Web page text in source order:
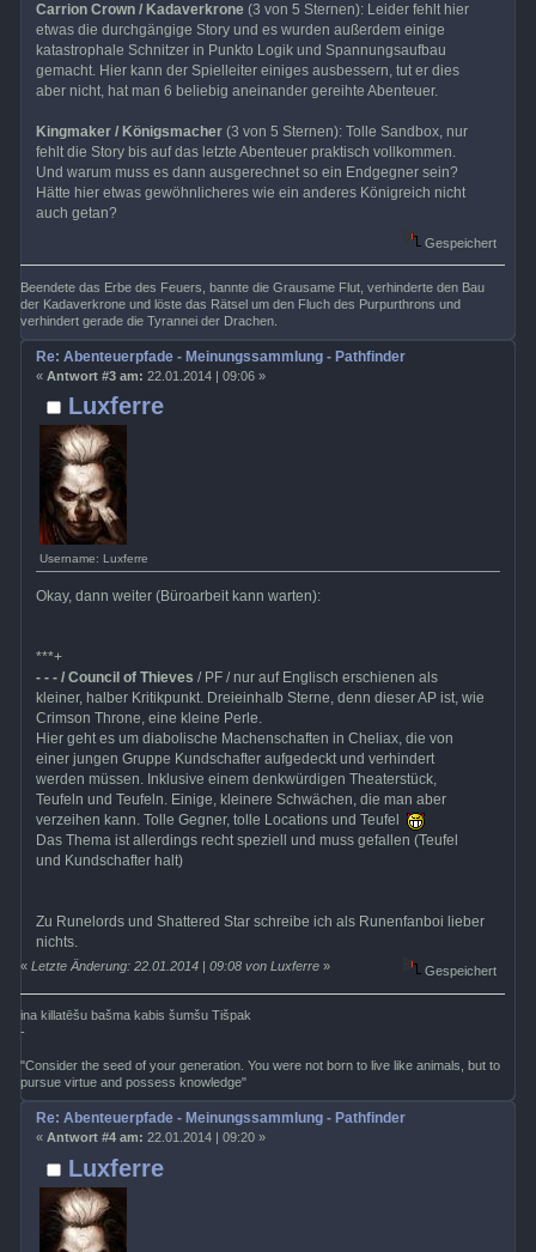
Carrion Crown / Kadaverkrone(3 von 5 Sternen): Leider fehlt hier
etwas die durchgängige Story und es wurden außerdem einige
katastrophale Schnitzer in Punkto Logik und Spannungsaufbau
gemacht. Hier kann der Spielleiter einiges ausbessern, tut er dies
aber nicht, hat man 6 beliebig aneinander gereihte Abenteuer.
Kingmaker / Königsmacher(3 von 5 Sternen): Tolle Sandbox, nur
fehlt die Story bis auf das letzte Abenteuer praktisch vollkommen.
Und warum muss es dann ausgerechnet so ein Endgegner sein?
Hätte hier etwas gewöhnlicheres wie ein anderes Königreich nicht
auch getan?
Gespeichert
Beendete das Erbe des Feuers, bannte die Grausame Flut, verhinderte den Bau
der Kadaverkrone und löste das Rätsel um den Fluch des Purpurthrons und
verhindert gerade die Tyrannei der Drachen.
Luxferre
Username: Luxferre
Re: Abenteuerpfade - Meinungssammlung - Pathfinder
« Antwort #3 am: 22.01.2014 | 09:06 »
Okay, dann weiter (Büroarbeit kann warten):
***+
- - - / Council of Thieves / PF / nur auf Englisch erschienen als
kleiner, halber Kritikpunkt. Dreieinhalb Sterne, denn dieser AP ist, wie
Crimson Throne, eine kleine Perle.
Hier geht es um diabolische Machenschaften in Cheliax, die von
einer jungen Gruppe Kundschafter aufgedeckt und verhindert
werden müssen. Inklusive einem denkwürdigen Theaterstück,
Teufeln und Teufeln. Einige, kleinere Schwächen, die man aber
verzeihen kann. Tolle Gegner, tolle Locations und Teufel
Das Thema ist allerdings recht speziell und muss gefallen (Teufel
und Kundschafter halt)
Zu Runelords und Shattered Star schreibe ich als Runenfanboi lieber
nichts.
«Letzte Änderung: 22.01.2014 | 09:08 von Luxferre » Gespeichert
ina killatēšu bašma kabis šumšu Tišpak
-
"Consider the seed of your generation. You were not born to live like animals, but to
pursue virtue and possess knowledge"
Luxferre
Re: Abenteuerpfade - Meinungssammlung - Pathfinder
« Antwort #4 am: 22.01.2014 | 09:20 »